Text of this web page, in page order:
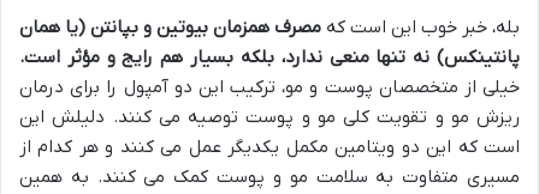
بله، خبر خوب این است که مصرف همزمان بیوتین و بپانتن (یا همان
پانتینکس) نه تنها منعی ندارد، بلکه بسیار هم رایج و مؤثر است.
خیلی از متخصصان پوست و مو، ترکیب این دو آمپول را برای درمان
ریزش مو و تقویت کلی مو و پوست توصیه می کنند. دلیلش این
است که این دو ویتامین مکمل یکدیگر عمل می کنند و هر کدام از
مسیری متفاوت به سلامت مو و پوست کمک می کنند. به همین